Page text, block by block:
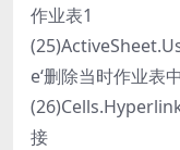
作业表1
e‘删除当时作业表
接